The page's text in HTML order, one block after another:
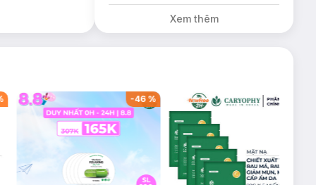
giá 378K (SL có
hạn)
Xem thêm
-46%